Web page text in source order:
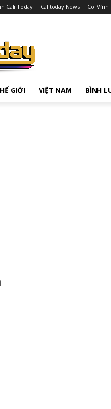
Cali Today Calitoday News Cõi Vĩnh
GIỚI VIỆT NAM BÌNH